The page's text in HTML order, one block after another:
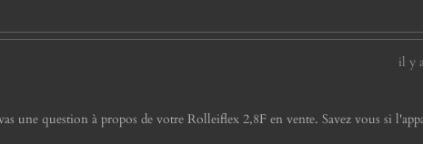
il y
une question à propos de votre Rolleiflex 2,8F en vente. Savez vous si